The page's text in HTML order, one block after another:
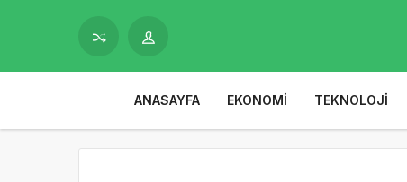
ANASAYFA EKONOMI TEKNOLOJI